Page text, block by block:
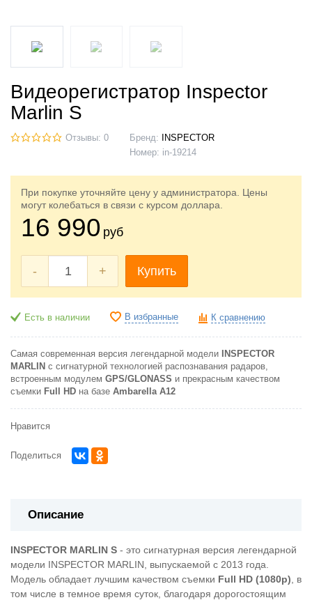
Видеорегистратор Inspector
Marlin S
Отзывы: 0 Бренд:
INSPECTOR
Номер: in-19214
При покупке уточняйте цену у администратора. Цены
могут колебаться в связи с курсом доллара.
16 990 руб
- + Купить
Есть в наличии В избранные К сравнению
Самая современная версия легендарной модели
INSPECTOR
MARLIN с сигнатурной технологией распознавания радаров,
встроенным модулем GPS/GLONASS и прекрасным качеством
съемки Full HD на базе Ambarella A12
Нравится
Поделиться
Описание
INSPECTOR MARLIN S - это сигнатурная версия легендарной
модели INSPECTOR MARLIN, выпускаемой с 2013 года.
Модель обладает лучшим качеством съемки Full HD (1080p) , в
том числе в темное время суток, благодаря дорогостоящим